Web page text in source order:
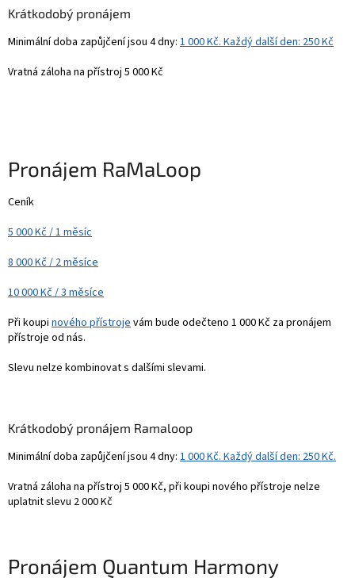
Krátkodobý pronájem
Minimální doba zapůjčení jsou 4 dny: 1 000 Kč. Každý další den: 250 Kč
Vratná záloha na přístroj 5 000 Kč
Pronájem RaMaLoop
Ceník
5 000 Kč / 1 měsíc
8 000 Kč / 2 měsíce
10 000 Kč / 3 měsíce
Při koupi nového přístrojevám bude odečteno 1 000 Kč za pronájem
přístroje od nás.
Slevu nelze kombinovat s dalšími slevami.
Krátkodobý pronájem Ramaloop
Minimální doba zapůjčení jsou 4 dny: 1 000 Kč. Každý další den: 250 Kč.
Vratná záloha na přístroj 5 000 Kč, při koupi nového přístroje nelze
uplatnit slevu 2 000 Kč
Pronájem Quantum Harmony